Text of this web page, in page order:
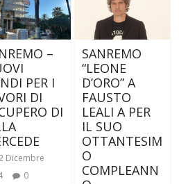
–
PER I
DI
DI
Dicembre
0
SANREMO
“LEONE
D’ORO” A
FAUSTO
LEALI A PER
IL SUO
OTTANTESIM
O
COMPLEANN